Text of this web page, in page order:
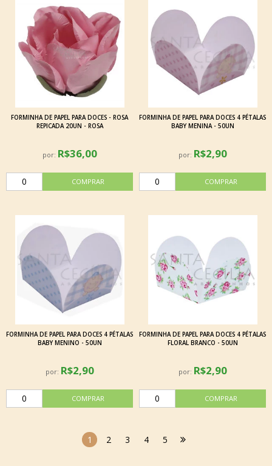
FORMINHA DE PAPEL PARA DOCES - ROSA
REPICADA 20UN - ROSA
por: R$36,00
FORMINHA DE PAPEL PARA DOCES 4 PÉTALAS
BABY MENINA - 50UN
por: R$2,90
FORMINHA DE PAPEL PARA DOCES 4 PÉTALAS
BABY MENINO - 50UN
por: R$2,90
FORMINHA DE PAPEL PARA DOCES 4 PÉTALAS
FLORAL BRANCO - 50UN
por: R$2,90
1 2 3 4 5